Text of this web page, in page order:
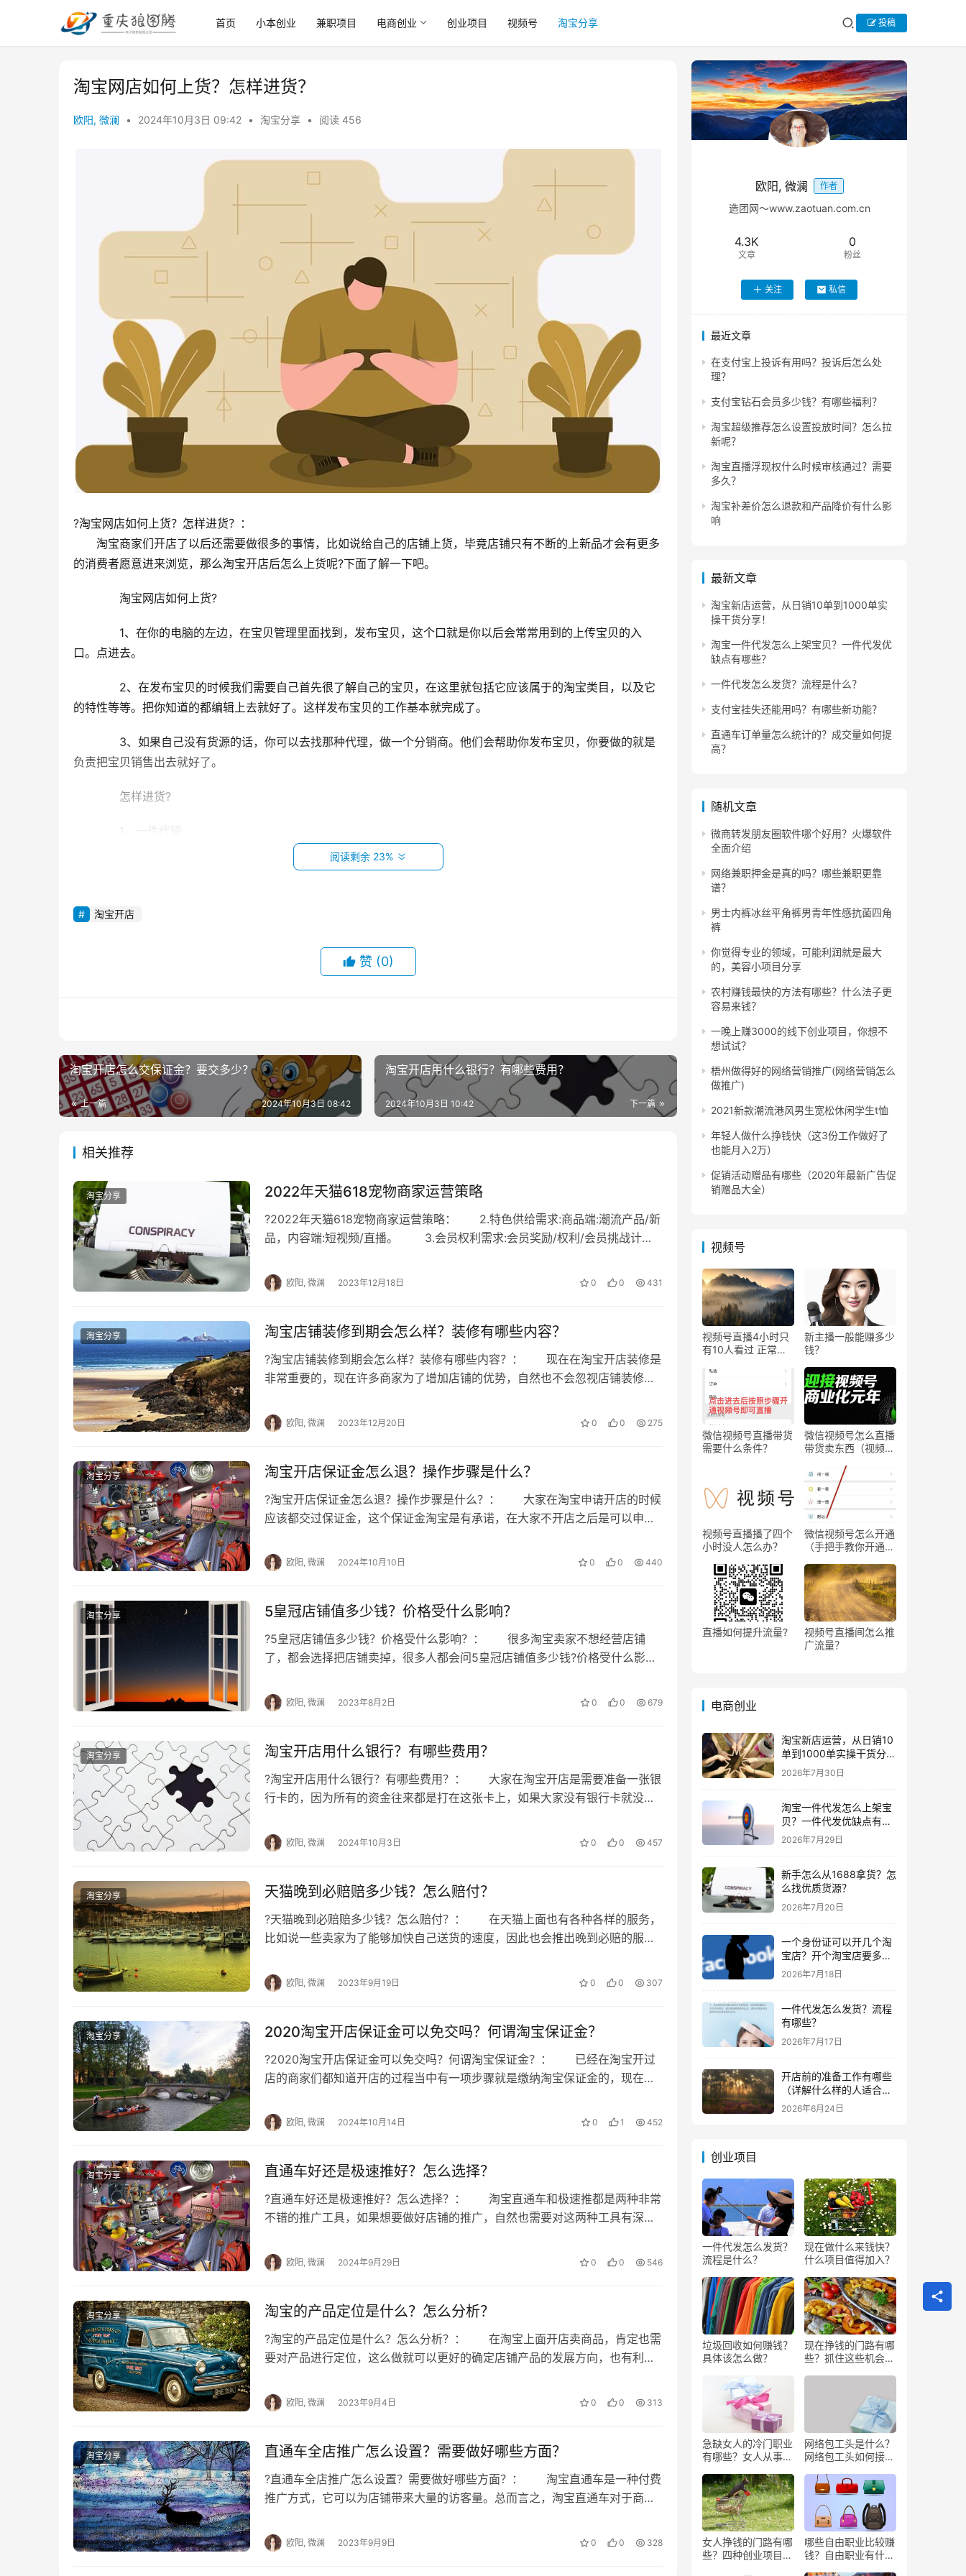
首页 小本创业 兼职项目 电商创业 创业项目 视频号 淘宝分享 投稿
淘宝网店如何上货？怎样进货？
欧阳, 微澜 • 2024年10月3日 09:42 • 淘宝分享 • 阅读 456
?淘宝网店如何上货？怎样进货？：
淘宝商家们开店了以后还需要做很多的事情，比如说给自己的店铺上货，毕竟店铺只有不断的上新品才会有更多
的消费者愿意进来浏览，那么淘宝开店后怎么上货呢?下面了解一下吧。
淘宝网店如何上货?
1、在你的电脑的左边，在宝贝管理里面找到，发布宝贝，这个口就是你以后会常常用到的上传宝贝的入
口。点进去。
2、在发布宝贝的时候我们需要自己首先很了解自己的宝贝，在这里就包括它应该属于的淘宝类目，以及它
的特性等等。把你知道的都编辑上去就好了。这样发布宝贝的工作基本就完成了。
3、如果自己没有货源的话，你可以去找那种代理，做一个分销商。他们会帮助你发布宝贝，你要做的就是
负责把宝贝销售出去就好了。
怎样进货?
1、一件代销
这是最常见最简单的，百度搜下很多，门槛低，大部分可以免费代销，有些会收几百元的代理费。好处是你
坏处是我上面说的那些点，一般都不会太符合，门槛低，竞争大，没利润。以前是服饰多，现在各类目都有
3、阿里巴巴批发
这个其实和批发市场差不多，有些是支持一件代发，有些是5件10件起批，或者进货多少钱以上一次。最好
找那些认证的，或者有门槛的，不要去贪图便宜，以为越低越好，那些9.9元包邮的不建议做。
阿里巴巴上和淘宝一样，尤其是数码很多假货，新手也不要玩儿标品类目。同样的，这个品牌相关产品也去
对于新手淘宝商家来说，可能对于上货方面的内容还不太了解，除了上货以外，淘宝商家还必须要有稳定的
货源渠道才行，毕竟后期卖货需要不断的进货才有货可以发出去哦。
推荐阅读：
开淘宝网店怎么样?如何开好淘宝店?
怎么开个淘宝网店?如何获得流量?
阅读剩余 23%
https://www.zaotuan.com.cn/140807.html
版权声明：本文内容由互联网用户自发贡献，该文观点仅代表作者本人。本站仅提供信息存储空间服务，不拥有所有权，不承担
相关法律责任。如发现本站有涉嫌抄袭侵权/违法违规的内容， 请发送邮件至 153055113@qq.com 举报，一经查实，本站将立
刻删除。
淘宝开店
赞 (0)
淘宝开店怎么交保证金？要交多少？
上一篇 2024年10月3日 08:42
淘宝开店用什么银行？有哪些费用？
下一篇
2024年10月3日 10:42
相关推荐
淘宝分享 2022年天猫618宠物商家运营策略
?2022年天猫618宠物商家运营策略： 2.特色供给需求:商品端:潮流产品/新
品，内容端:短视频/直播。 3.会员权利需求:会员奖励/权利/会员挑战计
欧阳, 微澜 2023年12月18日 0 0 431
淘宝分享 淘宝店铺装修到期会怎么样？装修有哪些内容？
?淘宝店铺装修到期会怎么样？装修有哪些内容？： 现在在淘宝开店装修是
非常重要的，现在许多商家为了增加店铺的优势，自然也不会忽视店铺装修这
欧阳, 微澜 2023年12月20日 0 0 275
淘宝分享 淘宝开店保证金怎么退？操作步骤是什么？
?淘宝开店保证金怎么退？操作步骤是什么？： 大家在淘宝申请开店的时候
应该都交过保证金，这个保证金淘宝是有承诺，在大家不开店之后是可以申请
欧阳, 微澜 2024年10月10日 0 0 440
淘宝分享 5皇冠店铺值多少钱？价格受什么影响？
?5皇冠店铺值多少钱？价格受什么影响？： 很多淘宝卖家不想经营店铺
了，都会选择把店铺卖掉，很多人都会问5皇冠店铺值多少钱?价格受什么影响
欧阳, 微澜 2023年8月2日 0 0 679
淘宝分享 淘宝开店用什么银行？有哪些费用？
?淘宝开店用什么银行？有哪些费用？： 大家在淘宝开店是需要准备一张银
行卡的，因为所有的资金往来都是打在这张卡上，如果大家没有银行卡就没有
欧阳, 微澜 2024年10月3日 0 0 457
淘宝分享 天猫晚到必赔赔多少钱？怎么赔付？
?天猫晚到必赔赔多少钱？怎么赔付？： 在天猫上面也有各种各样的服务，
比如说一些卖家为了能够加快自己送货的速度，因此也会推出晚到必赔的服
欧阳, 微澜 2023年9月19日 0 0 307
淘宝分享 2020淘宝开店保证金可以免交吗？何谓淘宝保证金？
?2020淘宝开店保证金可以免交吗？何谓淘宝保证金？： 已经在淘宝开过
店的商家们都知道开店的过程当中有一项步骤就是缴纳淘宝保证金的，现在已
欧阳, 微澜 2024年10月14日 0 1 452
淘宝分享 直通车好还是极速推好？怎么选择？
?直通车好还是极速推好？怎么选择？： 淘宝直通车和极速推都是两种非常
不错的推广工具，如果想要做好店铺的推广，自然也需要对这两种工具有深入
欧阳, 微澜 2024年9月29日 0 0 546
淘宝分享 淘宝的产品定位是什么？怎么分析？
?淘宝的产品定位是什么？怎么分析？： 在淘宝上面开店卖商品，肯定也需
要对产品进行定位，这么做就可以更好的确定店铺产品的发展方向，也有利于
欧阳, 微澜 2023年9月4日 0 0 313
淘宝分享 直通车全店推广怎么设置？需要做好哪些方面？
?直通车全店推广怎么设置？需要做好哪些方面？： 淘宝直通车是一种付费
推广方式，它可以为店铺带来大量的访客量。总而言之，淘宝直通车对于商姐
欧阳, 微澜 2023年9月9日 0 0 328
欧阳, 微澜 作者
造团网～www.zaotuan.com.cn
4.3K
文章
0
粉丝
关注 私信
最近文章
在支付宝上投诉有用吗？投诉后怎么处
理？
支付宝钻石会员多少钱？有哪些福利？
淘宝超级推荐怎么设置投放时间？怎么拉
新呢？
淘宝直播浮现权什么时候审核通过？需要
多久？
淘宝补差价怎么退款和产品降价有什么影
响
最新文章
淘宝新店运营，从日销10单到1000单实
操干货分享！
淘宝一件代发怎么上架宝贝？一件代发优
缺点有哪些？
一件代发怎么发货？流程是什么？
支付宝挂失还能用吗？有哪些新功能？
直通车订单量怎么统计的？成交量如何提
高？
随机文章
微商转发朋友圈软件哪个好用？火爆软件
全面介绍
网络兼职押金是真的吗？哪些兼职更靠
谱？
男士内裤冰丝平角裤男青年性感抗菌四角
裤
你觉得专业的领域，可能利润就是最大
的，美容小项目分享
农村赚钱最快的方法有哪些？什么法子更
容易来钱？
一晚上赚3000的线下创业项目，你想不
想试试？
梧州做得好的网络营销推广(网络营销怎么
做推广)
2021新款潮流港风男生宽松休闲学生t恤
年轻人做什么挣钱快（这3份工作做好了
也能月入2万）
促销活动赠品有哪些（2020年最新广告促
销赠品大全）
视频号
视频号直播4小时只
有10人看过 正常
新主播一般能赚多少
钱？
微信视频号直播带货
需要什么条件？
微信视频号怎么直播
带货卖东西（视频号
视频号直播播了四个
小时没人怎么办？
微信视频号怎么开通
（手把手教你开通微
直播如何提升流量?
视频号直播间怎么推
广流量？
电商创业
淘宝新店运营，从日销10
单到1000单实操干货分
享！
2026年7月30日
淘宝一件代发怎么上架宝
贝？一件代发优缺点有哪
些？
2026年7月29日
新手怎么从1688拿货？怎
么找优质货源？
2026年7月20日
一个身份证可以开几个淘
宝店？开个淘宝店要多少
钱？
2026年7月18日
一件代发怎么发货？流程
有哪些？
2026年7月17日
开店前的准备工作有哪些
（详解什么样的人适合做
生意）
2026年6月24日
创业项目
一件代发怎么发货？
流程是什么？
现在做什么来钱快？
什么项目值得加入？
垃圾回收如何赚钱？
具体该怎么做？
现在挣钱的门路有哪
些？抓住这些机会闷
急缺女人的冷门职业
有哪些？女人从事哪
网络包工头是什么？
网络包工头如何接业
女人挣钱的门路有哪
些？四种创业项目推
哪些自由职业比较赚
钱？自由职业有什么